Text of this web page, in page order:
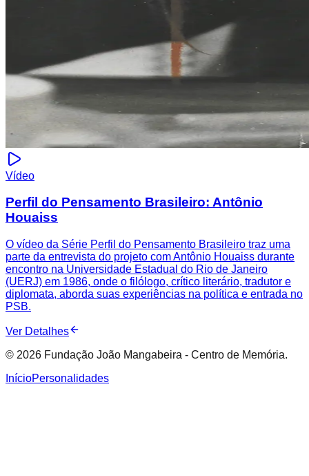
Vídeo
Perfil do Pensamento Brasileiro: Antônio
Houaiss
O vídeo da Série Perfil do Pensamento Brasileiro traz uma
parte da entrevista do projeto com Antônio Houaiss durante
encontro na Universidade Estadual do Rio de Janeiro
(UERJ) em 1986, onde o filólogo, crítico literário, tradutor e
diplomata, aborda suas experiências na política e entrada no
PSB.
Ver Detalhes
© 2026 Fundação João Mangabeira - Centro de Memória.
InícioPersonalidades